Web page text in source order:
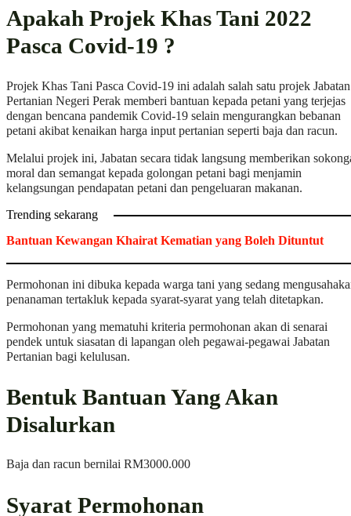
Apakah Projek Khas Tani 2022
Pasca Covid-19 ?
Projek Khas Tani Pasca Covid-19 ini adalah salah satu projek Jabatan
Pertanian Negeri Perak memberi bantuan kepada petani yang terjejas
dengan bencana pandemik Covid-19 selain mengurangkan bebanan
petani akibat kenaikan harga input pertanian seperti baja dan racun.
Melalui projek ini, Jabatan secara tidak langsung memberikan
moral dan semangat kepada golongan petani bagi menjamin
kelangsungan pendapatan petani dan pengeluaran makanan.
Trending sekarang
Bantuan Kewangan Khairat Kematian yang Boleh Dituntut
Permohonan ini dibuka kepada warga tani yang sedang
penanaman tertakluk kepada syarat-syarat yang telah ditetapkan.
Permohonan yang mematuhi kriteria permohonan akan di senarai
pendek untuk siasatan di lapangan oleh pegawai-pegawai Jabatan
Pertanian bagi kelulusan.
Bentuk Bantuan Yang Akan
Disalurkan
Baja dan racun bernilai RM3000.000
Syarat Permohonan